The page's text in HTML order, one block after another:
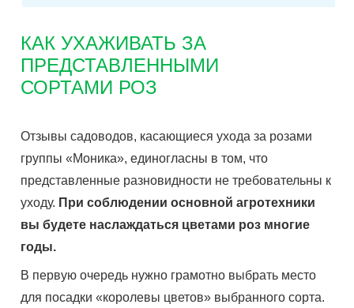
КАК УХАЖИВАТЬ ЗА
ПРЕДСТАВЛЕННЫМИ
СОРТАМИ РОЗ
Отзывы садоводов, касающиеся ухода за розами
группы «Моника», единогласны в том, что
представленные разновидности не требовательны к
уходу. При соблюдении основной агротехники
вы будете наслаждаться цветами роз многие
годы.
В первую очередь нужно грамотно выбрать место
для посадки «королевы цветов» выбранного сорта.